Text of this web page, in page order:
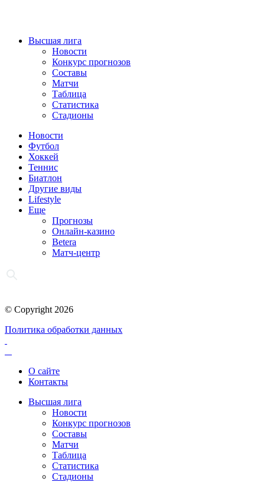
Высшая лига
Новости
Конкурс прогнозов
Составы
Матчи
Таблица
Статистика
Стадионы
Новости
Футбол
Хоккей
Теннис
Биатлон
Другие виды
Lifestyle
Еще
Прогнозы
Онлайн-казино
Betera
Матч-центр
© Copyright 2026
Политика обработки данных
О сайте
Контакты
Высшая лига
Новости
Конкурс прогнозов
Составы
Матчи
Таблица
Статистика
Стадионы